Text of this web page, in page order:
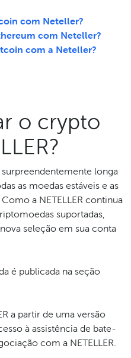
com Neteller?
com Neteller?
com a Neteller?
o crypto
surpreendentemente longa
as moedas estáveis e as
a NETELLER continua
suportadas,
seleção em sua conta
é publicada na seção
a partir de uma versão
à assistência de bate-
com a NETELLER.